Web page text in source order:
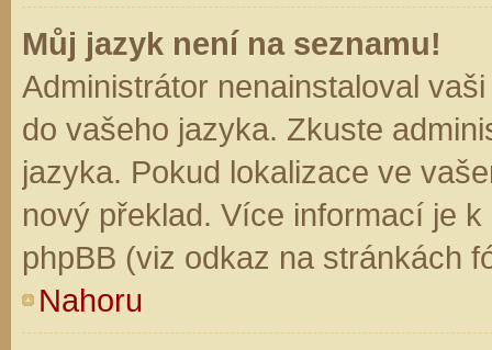
Můj jazyk není na seznamu!
Administrátor nenainstaloval
do vašeho jazyka. Zkuste
jazyka. Pokud lokalizace ve
nový překlad. Více informací je
phpBB (viz odkaz na stránkách
Nahoru